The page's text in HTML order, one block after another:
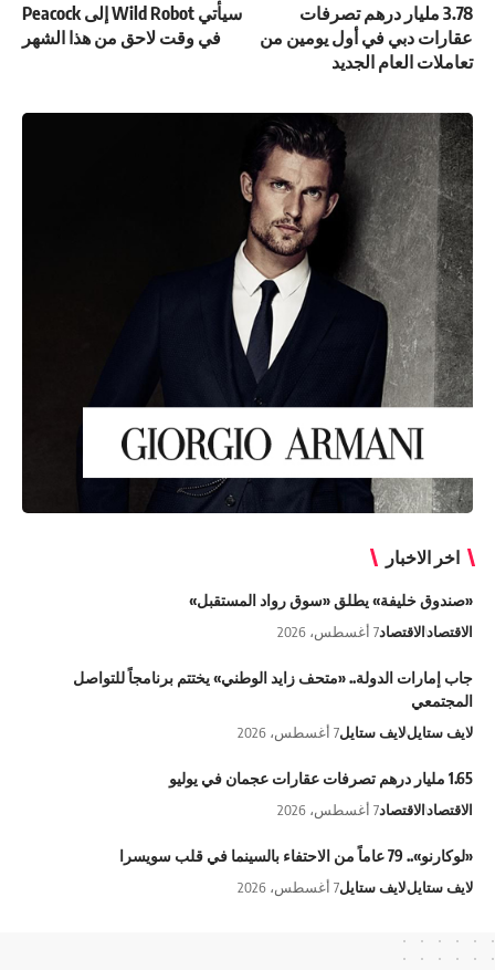
3.78 مليار درهم تصرفات
عقارات دبي في أول يومين من
تعاملات العام الجديد
سيأتي Wild Robot إلى Peacock
في وقت لاحق من هذا الشهر
اخر الاخبار
«صندوق خليفة» يطلق «سوق رواد المستقبل»
الاقتصادالاقتصاد7 أغسطس، 2026
جاب إمارات الدولة.. «متحف زايد الوطني» يختتم برنامجاً للتواصل
المجتمعي
لايف ستايللايف ستايل7 أغسطس، 2026
1.65 مليار درهم تصرفات عقارات عجمان في يوليو
الاقتصادالاقتصاد7 أغسطس، 2026
«لوكارنو».. 79 عاماً من الاحتفاء بالسينما في قلب سويسرا
لايف ستايللايف ستايل7 أغسطس، 2026